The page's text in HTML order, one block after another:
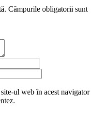
Câmpurile obligatorii sunt
ul web în acest navigator